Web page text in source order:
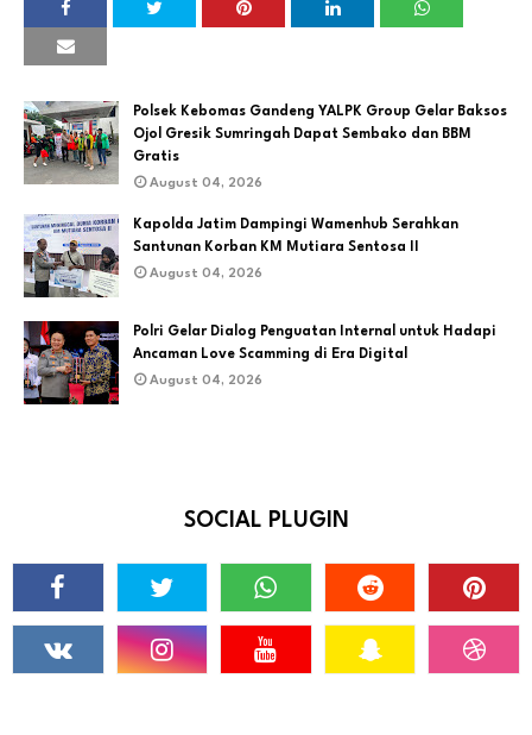
Polsek Kebomas Gandeng YALPK Group Gelar Baksos
Ojol Gresik Sumringah Dapat Sembako dan BBM
Gratis
August 04, 2026
Kapolda Jatim Dampingi Wamenhub Serahkan
Santunan Korban KM Mutiara Sentosa II
August 04, 2026
Polri Gelar Dialog Penguatan Internal untuk Hadapi
Ancaman Love Scamming di Era Digital
August 04, 2026
SOCIAL PLUGIN